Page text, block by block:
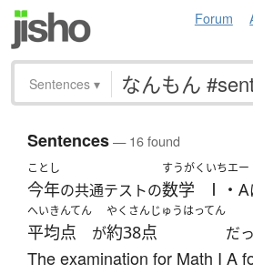
Forum
Sentences ▾
Sentences— 16 found
ことし
今年の共通テストの
すうがく
数学
いちエー
Ⅰ・A
へいきんてん
平均点 が
やくさんじゅうはってん
約38点 だ
The examination for Math I A